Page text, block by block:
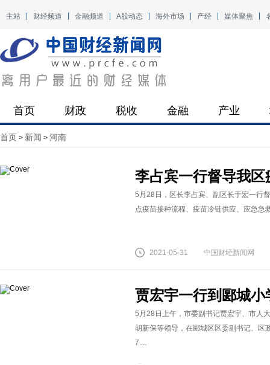
主站 财经频道 金融频道 A股动态 海外市场 产经 媒体聚焦
首页 财政 税收 金融 产业
首页 > 新闻 > 河南
李占宾一行督导我区
5月28日，区长李占宾、副区长于宏一行
点疫苗接种流程、疫苗冷链供应、应急急
2021-05-31 中国财经新闻网
贾宏宇一行到郾城
5月28日上午，市委副书记贾宏宇、市人
胡新保等领导，在郾城区区委副书记、区
7....